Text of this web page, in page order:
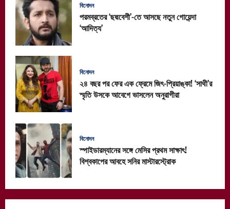
বিনোদন
পরমব্রতের ‘ছদ্মবেশী’-তে আসছে নতুন গোয়েন্দা
‘আদিত্য’
বিনোদন
২৪ বছর পর ফের এক ফ্রেমে জিৎ-প্রিয়াঙ্কা! ‘সাথী’র
স্মৃতি উসকে আবেগে ভাসলেন অনুরাগীরা
বিনোদন
স্পাইডারম্যানের সঙ্গে মেসির প্রথম সাক্ষাৎ!
বিশ্বকাপের আবহে সনির মাস্টারস্ট্রোক